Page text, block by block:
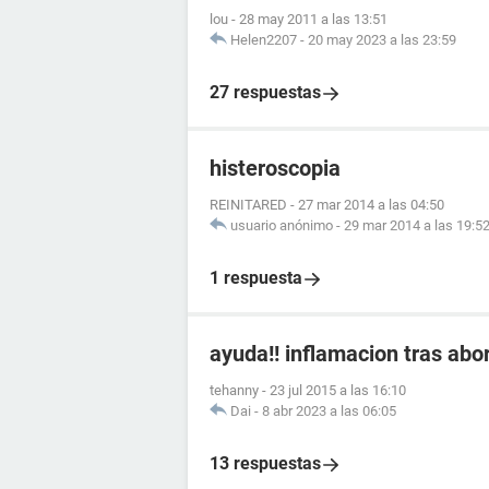
lou - 28 may 2011 a las 13:51
Helen2207 - 20 may 2023 a las 23:59
27 respuestas
histeroscopia
REINITARED - 27 mar 2014 a las 04:50
usuario anónimo - 29 mar 2014 a las 19:52
1 respuesta
ayuda!! inflamacion tras
tehanny - 23 jul 2015 a las 16:10
Dai - 8 abr 2023 a las 06:05
13 respuestas